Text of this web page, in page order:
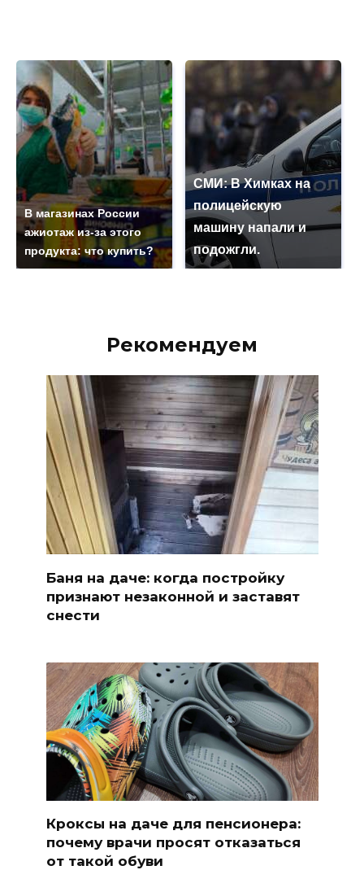
В магазинах России
ажиотаж из-за этого
продукта: что купить?
СМИ: В Химках на
полицейскую
машину напали и
подожгли.
Рекомендуем
Баня на даче: когда постройку
признают незаконной и заставят
снести
Кроксы на даче для пенсионера:
почему врачи просят отказаться
от такой обуви